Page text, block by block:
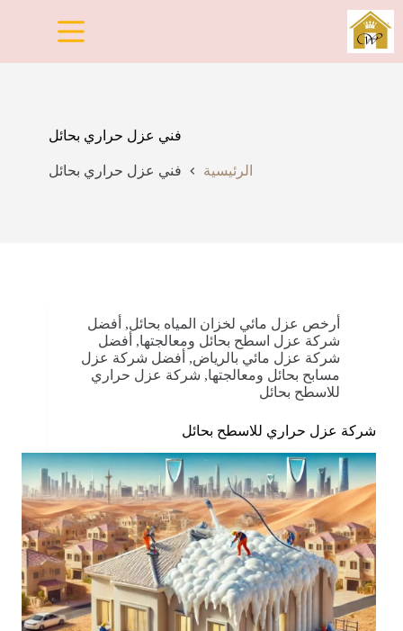
التجاوز
إلى
المحتوى
فني عزل حراري بحائل
الرئيسية فني عزل حراري بحائل
أرخص عزل مائي لخزان المياه بحائل, أفضل
شركة عزل اسطح بحائل ومعالجتها, أفضل
شركة عزل مائي بالرياض, أفضل شركة عزل
مسابح بحائل ومعالجتها, شركة عزل حراري
للاسطح بحائل
شركة عزل حراري للاسطح بحائل